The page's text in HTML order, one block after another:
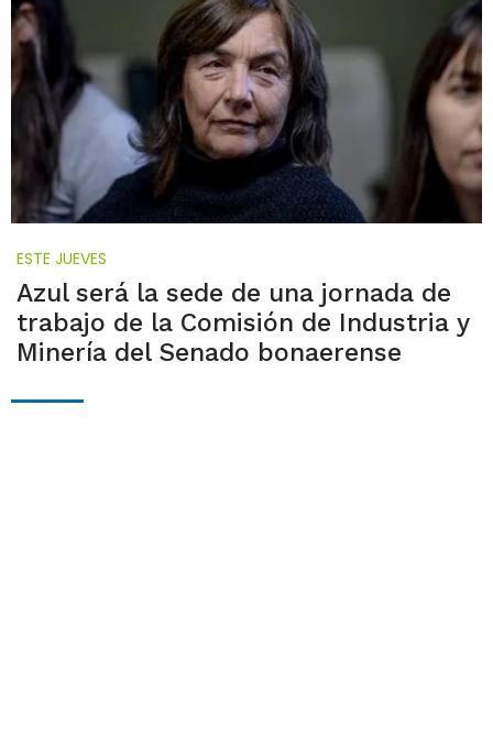
ESTE JUEVES
Azul será la sede de una jornada de
trabajo de la Comisión de Industria y
Minería del Senado bonaerense